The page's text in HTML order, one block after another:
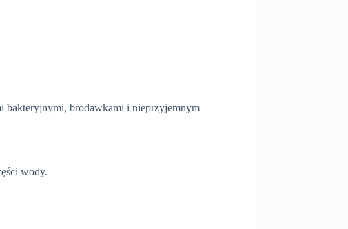
bakteryjnymi, brodawkami i nieprzyjemnym
wody.